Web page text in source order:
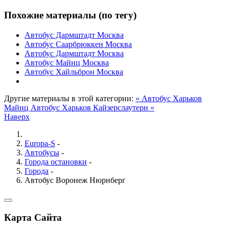
Похожие материалы (по тегу)
Автобус Дармштадт Москва
Автобус Саарбрюккен Москва
Автобус Дармштадт Москва
Автобус Майнц Москва
Автобус Хайльброн Москва
Другие материалы в этой категории: « Автобус Харьков
Майнц Автобус Харьков Кайзерслаутерн »
Наверх
Europa-S -
Автобусы -
Города остановки -
Города -
Автобус Воронеж Нюрнберг
Карта Сайта